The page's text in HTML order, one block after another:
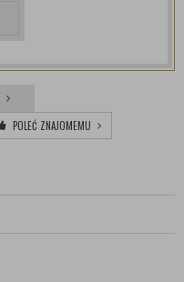
POLEĆ ZNAJOMEMU